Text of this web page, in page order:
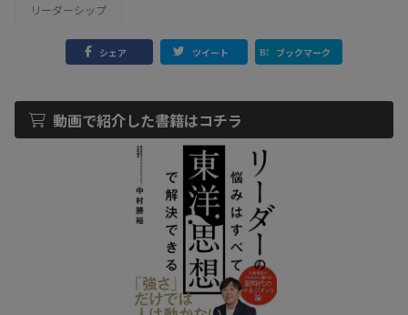
リーダーシップ
シェア ツイート ブックマーク
動画で紹介した書籍はコチラ